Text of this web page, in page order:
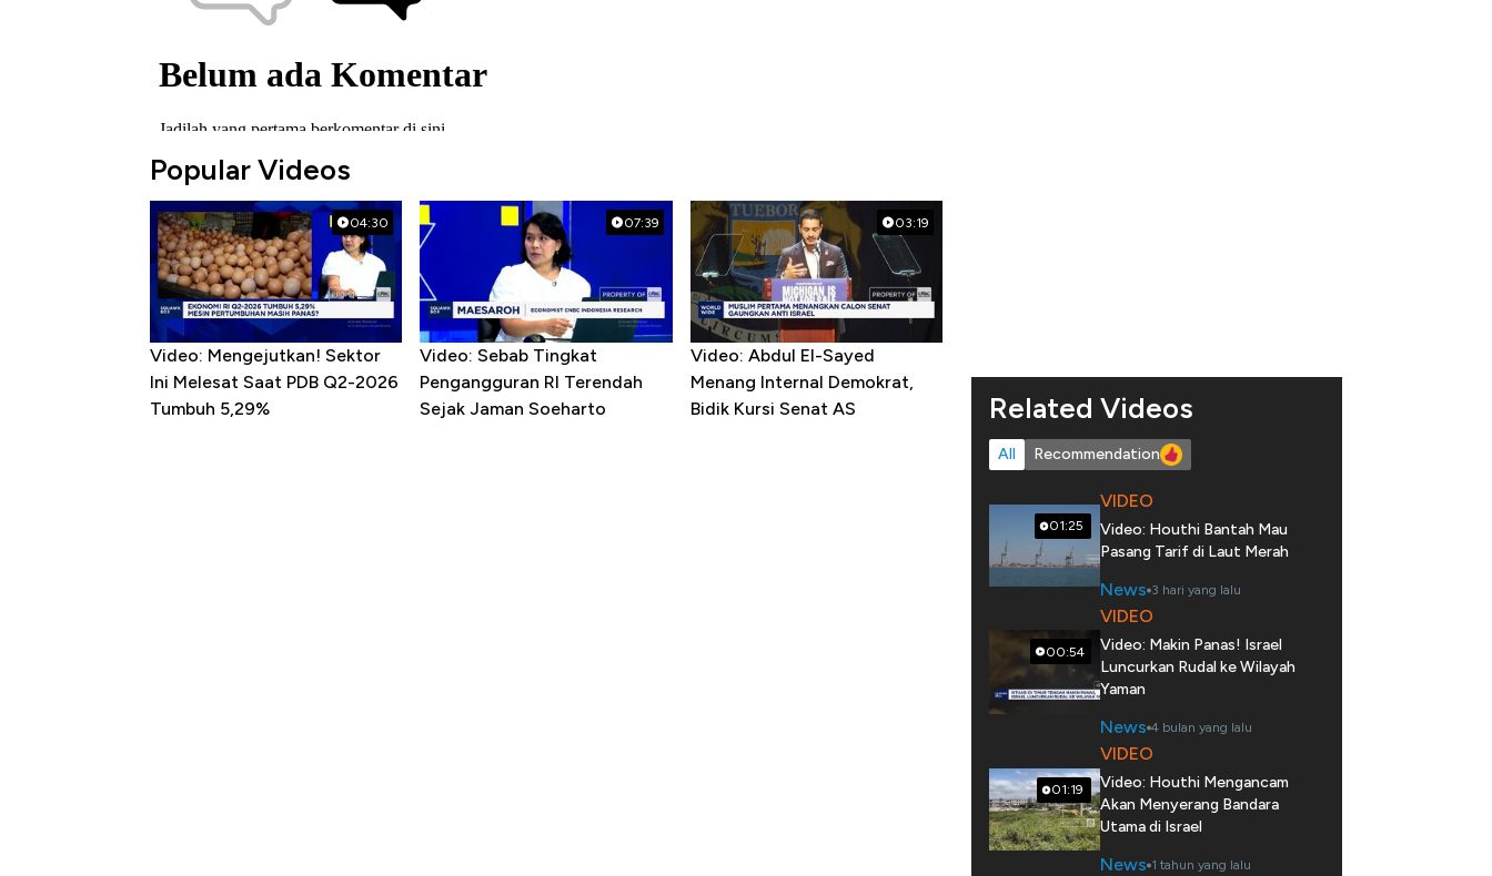
Popular Videos
04:30
Video: Mengejutkan! Sektor
Ini Melesat Saat PDB Q2-2026
Tumbuh 5,29%
07:39
Video: Sebab Tingkat
Pengangguran RI Terendah
Sejak Jaman Soeharto
03:19
Video: Abdul El-Sayed
Menang Internal Demokrat,
Bidik Kursi Senat AS
Related Videos
All Recommendation
01:25
VIDEO
Video: Houthi Bantah Mau
Pasang Tarif di Laut Merah
News 3 hari yang lalu
00:54
VIDEO
Video: Makin Panas! Israel
Luncurkan Rudal ke Wilayah
Yaman
News 4 bulan yang lalu
01:19
VIDEO
Video: Houthi Mengancam
Akan Menyerang Bandara
Utama di Israel
News 1 tahun yang lalu